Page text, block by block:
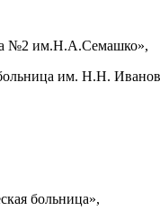
№2 им.Н.А.Семашко»,
им. Н.Н.
больница»,